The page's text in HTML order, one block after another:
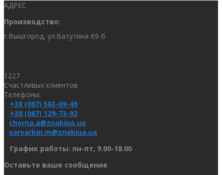
АДРЕС
Производство:
г.Вышгород, ул.Ватутина 69-б
1227
Счастливых клиентов
Телефоны:
+38 (067) 563-09-49
+38 (067) 129-73-92
chorna.a@znakiua.ua
varvarkin.m@znakiua.ua
График работы: пн-пт, 9.00-18.00
Оставьте ваше сообщение